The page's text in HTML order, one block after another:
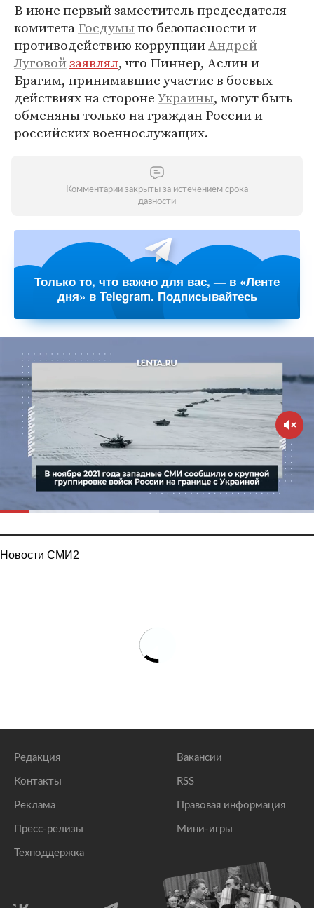
В июне первый заместитель председателя
комитетаГосдумыпо безопасности и
противодействию коррупцииАндрей
Луговойзаявлял, что Пиннер, Аслин и
Брагим, принимавшие участие в боевых
действиях на сторонеУкраины, могут быть
обменяны только на граждан России и
российских военнослужащих.
Комментарии закрыты за истечением срока
давности
Только то, что важно для вас, — в «Ленте
дня» в Telegram. Подписывайтесь
Новости СМИ2
Редакция
Контакты
Реклама
Пресс-релизы
Техподдержка
Вакансии
RSS
Правовая информация
Мини-игры